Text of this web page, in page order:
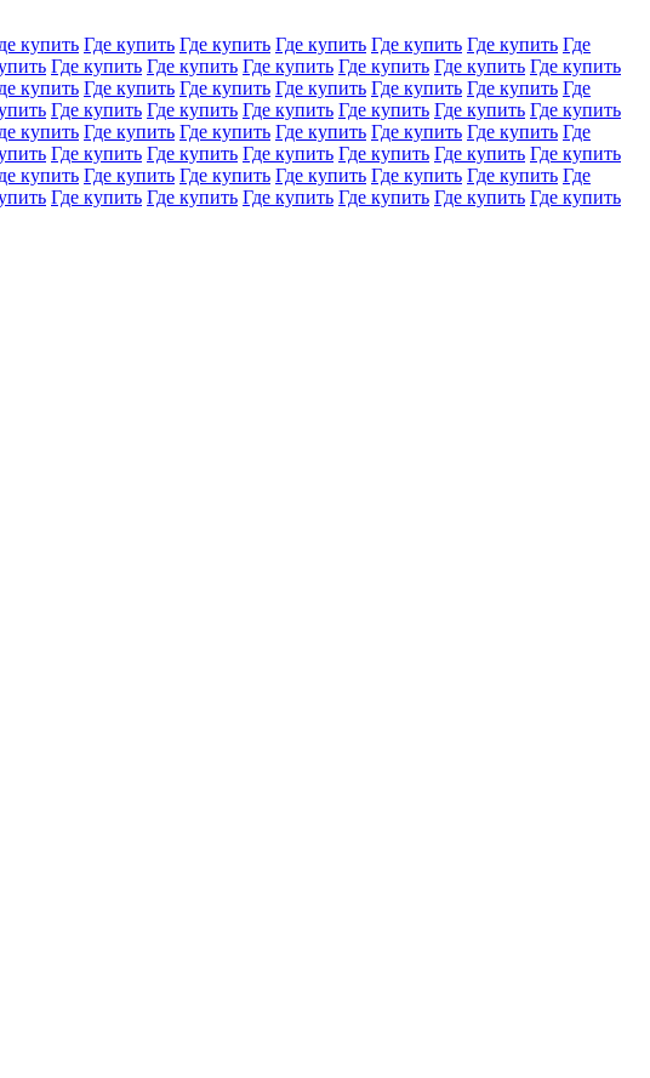
купить Где купить Где купить Где купить Где купить Где купить Где
Где купить Где купить Где купить Где купить Где купить Где купить
купить Где купить Где купить Где купить Где купить Где купить Где
Где купить Где купить Где купить Где купить Где купить Где купить
купить Где купить Где купить Где купить Где купить Где купить Где
Где купить Где купить Где купить Где купить Где купить Где купить
купить Где купить Где купить Где купить Где купить Где купить Где
Где купить Где купить Где купить Где купить Где купить Где купить